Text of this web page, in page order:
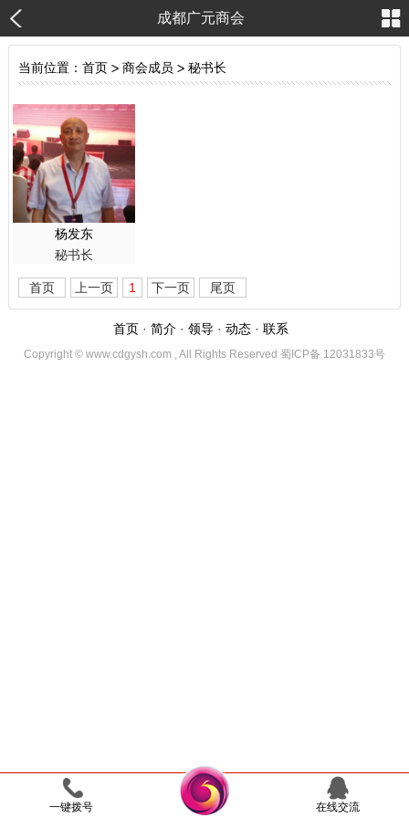
成都广元商会
当前位置： 首页 > 商会成员 > 秘书长
杨发东
秘书长
首页 上一页 1 下一页 尾页
首页 · 简介 · 领导 · 动态 · 联系
Copyright © www.cdgysh.com , All Rights Reserved 蜀ICP备 12031833号
一键拨号 在线交流